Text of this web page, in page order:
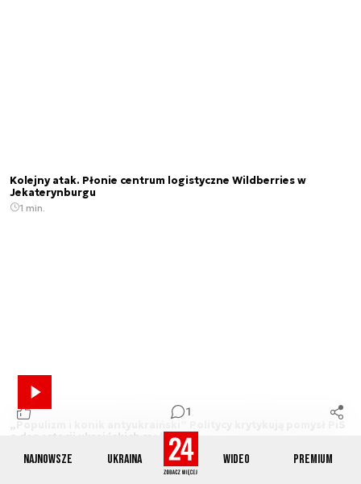
Najnowsze Ukraina Wideo Premium
1
Kolejny atak. Płonie centrum logistyczne Wildberries w
Jekaterynburgu
1 min.
„Populizm i konik antyukraiński” Politycy krytykują pomysł PiS
o deportacji ukraińskich mężczyzn
3 min.